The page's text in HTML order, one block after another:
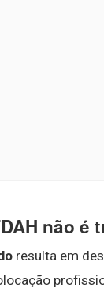
não é
resulta em